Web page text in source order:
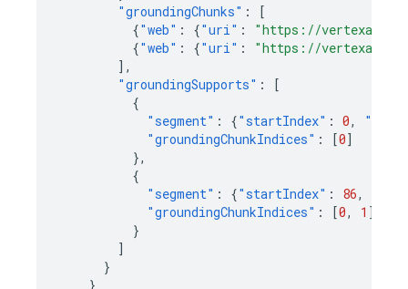
"groundingChunks" :
[
{"web" : {"uri" :
"https://
{"web" : {"uri" :
"https://
],
"groundingSupports" :
[
{
"segment" : {"startIndex" : 0,
"groundingChunkIndices" : [0]
},
{
"segment" : {"startIndex" : 86,
"groundingChunkIndices" : [0, 1 ]
}
]
}
}